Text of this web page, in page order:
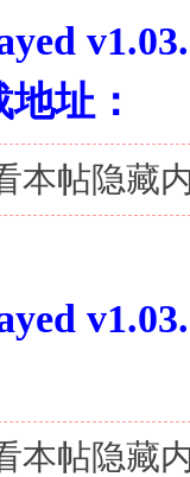
址：
本帖隐藏
本帖隐藏